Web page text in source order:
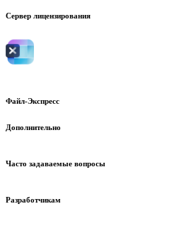
Сервер лицензирования
Файл-Экспресс
Дополнительно
Часто задаваемые вопросы
Разработчикам